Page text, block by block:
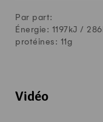
Par part:
Énergie: 1197kJ / 286
protéines: 11 g
Vidéo